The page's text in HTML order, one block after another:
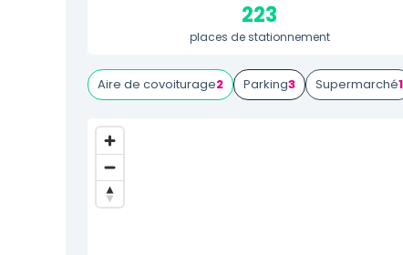
223
places de stationnement
Aire de covoiturage2 Parking3 Supermarché1